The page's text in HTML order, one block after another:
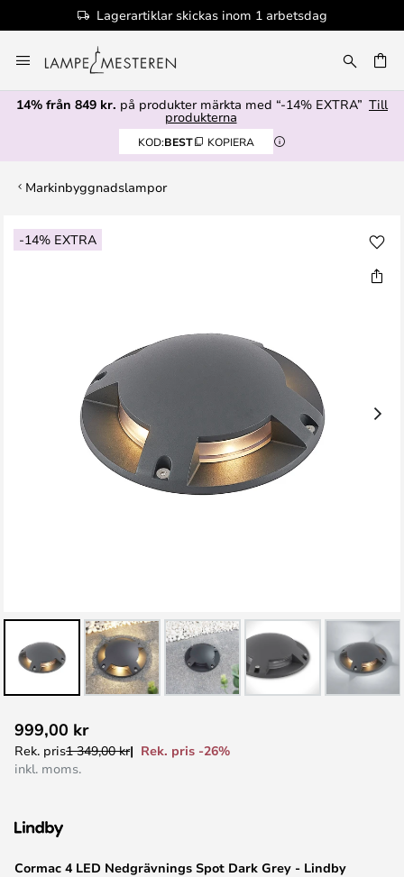
Lagerartiklar skickas inom 1 arbetsdag
till
innehållet
14% från 849 kr. på produkter märkta med “-14% EXTRA” Till
produkterna
KOD:BEST KOPIERA
Markinbyggnadslampor
-14% EXTRA
Hoppa
till
till
början
Cormac 4 LED Nedgrävnings Spot Dark Grey - Lindby
999,00 kr
Rek. pris1 349,00 kr
Rek. pris -26%
inkl. moms.